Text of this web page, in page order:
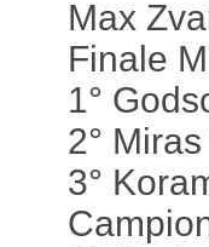
Max
Finale
1°
2°
3°